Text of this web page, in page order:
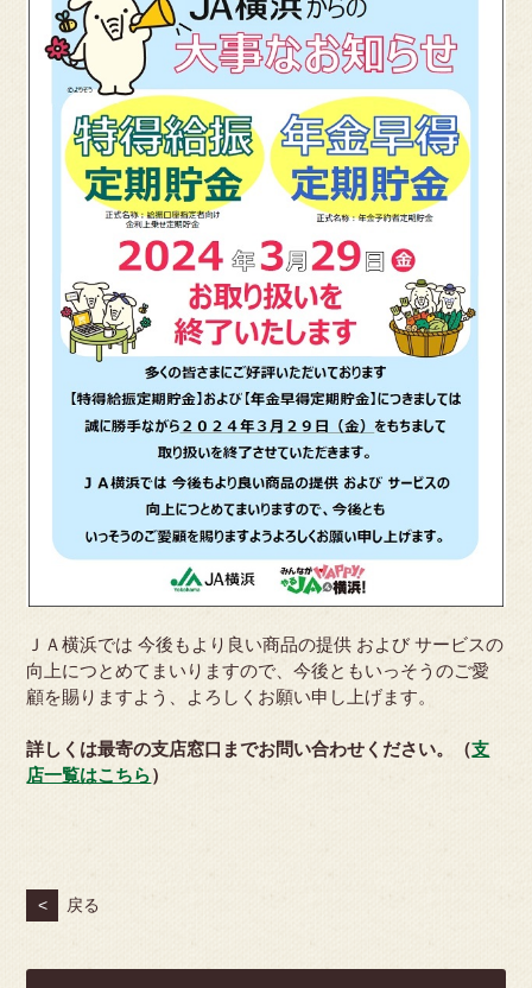
ＪＡ横浜では 今後もより良い商品の提供 および サービスの
向上につとめてまいりますので、今後ともいっそうのご愛
顧を賜りますよう、よろしくお願い申し上げます。
詳しくは最寄の支店窓口までお問い合わせください。（支
店一覧はこちら）
< 戻る